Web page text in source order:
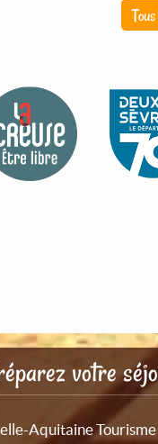
votre
Aquitaine Tourisme